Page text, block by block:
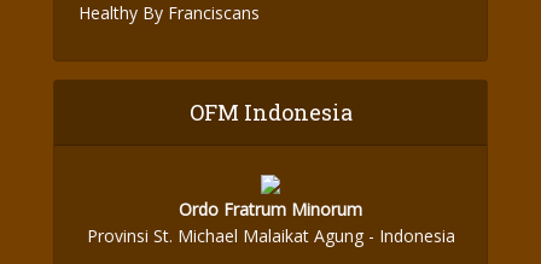
Healthy By Franciscans
OFM Indonesia
Ordo Fratrum Minorum
Provinsi St. Michael Malaikat Agung - Indonesia